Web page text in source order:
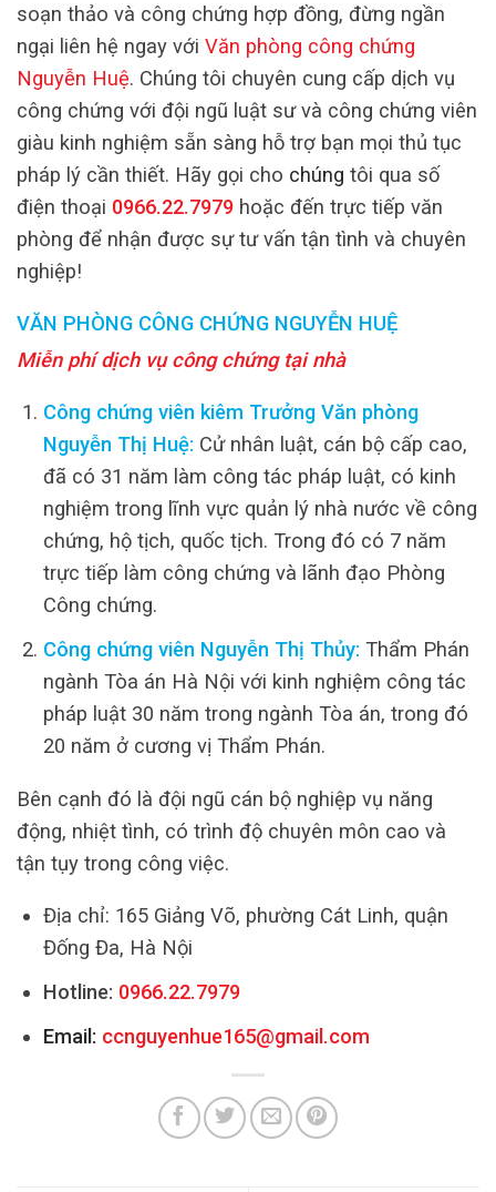
soạn thảo và công chứng hợp đồng, đừng ngần
ngại liên hệ ngay với Văn phòng công chứng
Nguyễn Huệ. Chúng tôi chuyên cung cấp dịch vụ
công chứng với đội ngũ luật sư và công chứng viên
giàu kinh nghiệm sẵn sàng hỗ trợ bạn mọi thủ tục
pháp lý cần thiết. Hãy gọi cho chúng tôi qua số
điện thoại 0966.22.7979 hoặc đến trực tiếp văn
phòng để nhận được sự tư vấn tận tình và chuyên
nghiệp!
VĂN PHÒNG CÔNG CHỨNG NGUYỄN HUỆ
Miễn phí dịch vụ công chứng tại nhà
Công chứng viên kiêm Trưởng Văn phòng
Nguyễn Thị Huệ: Cử nhân luật, cán bộ cấp cao,
đã có 31 năm làm công tác pháp luật, có kinh
nghiệm trong lĩnh vực quản lý nhà nước về công
chứng, hộ tịch, quốc tịch. Trong đó có 7 năm
trực tiếp làm công chứng và lãnh đạo Phòng
Công chứng.
Công chứng viên Nguyễn Thị Thủy: Thẩm Phán
ngành Tòa án Hà Nội với kinh nghiệm công tác
pháp luật 30 năm trong ngành Tòa án, trong đó
20 năm ở cương vị Thẩm Phán.
Bên cạnh đó là đội ngũ cán bộ nghiệp vụ năng
động, nhiệt tình, có trình độ chuyên môn cao và
tận tụy trong công việc.
Địa chỉ: 165 Giảng Võ, phường Cát Linh, quận
Đống Đa, Hà Nội
Hotline: 0966.22.7979
Email: ccnguyenhue165@gmail.com